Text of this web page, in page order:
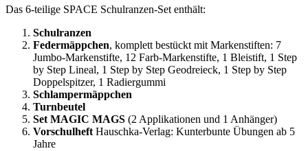
Das 6-teilige SPACE Schulranzen-Set enthält:
Schulranzen
Federmäppchen, komplett bestückt mit Markenstiften: 7
Jumbo-Markenstifte, 12 Farb-Markenstifte, 1 Bleistift, 1 Step
by Step Lineal, 1 Step by Step Geodreieck, 1 Step by Step
Doppelspitzer, 1 Radiergummi
Schlampermäppchen
Turnbeutel
Set MAGIC MAGS (2 Applikationen und 1 Anhänger)
Vorschulheft Hauschka-Verlag: Kunterbunte Übungen ab 5
Jahre